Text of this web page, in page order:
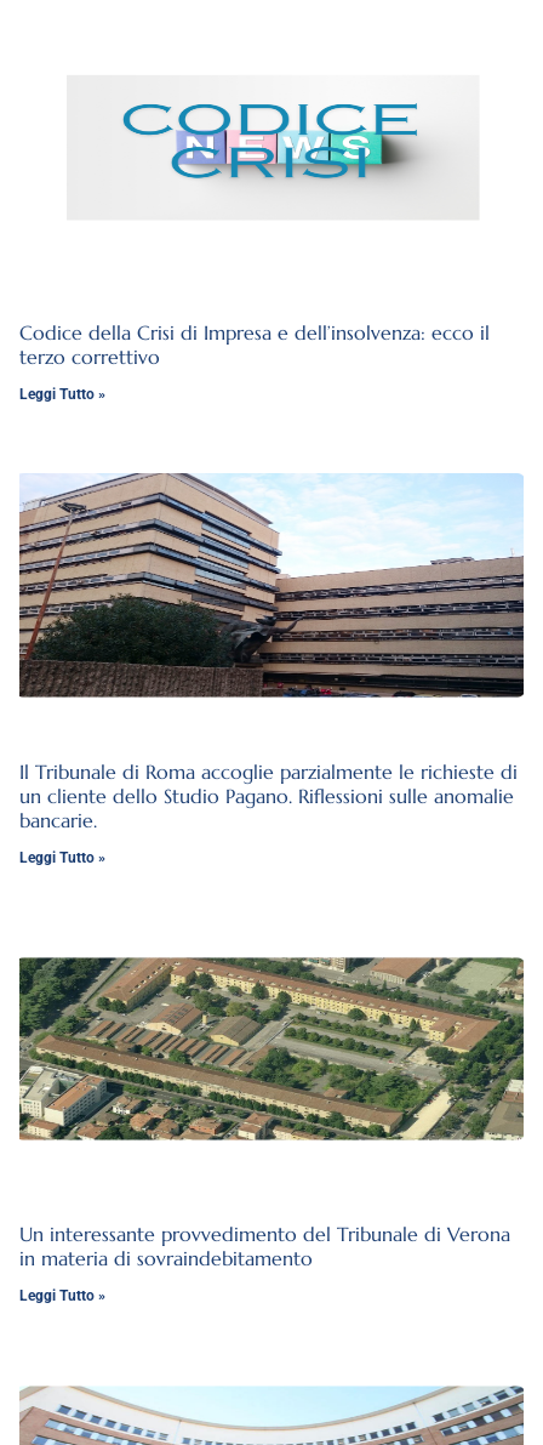
Codice della Crisi di Impresa e dell’insolvenza: ecco il
terzo correttivo
Leggi Tutto »
Il Tribunale di Roma accoglie parzialmente le richieste di
un cliente dello Studio Pagano. Riflessioni sulle anomalie
bancarie.
Leggi Tutto »
Un interessante provvedimento del Tribunale di Verona
in materia di sovraindebitamento
Leggi Tutto »